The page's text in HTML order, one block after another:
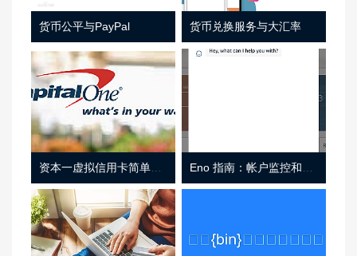
货币公平与PayPal 货币兑换服务与大汇率
资本一虚拟信用卡简单介绍